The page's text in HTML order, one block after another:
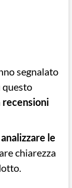
segnalato
questo
recensioni
analizzare le
chiarezza